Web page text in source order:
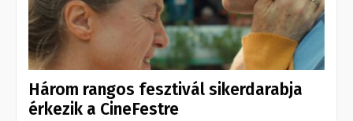
Három rangos fesztivál sikerdarabja
érkezik a CineFestre